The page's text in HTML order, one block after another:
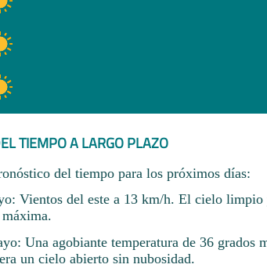
TIEMPO A LARGO PLAZO
del tiempo para los próximos días:
Vientos del este a 13 km/h. El cielo limpio
Una agobiante temperatura de 36 grados
un cielo abierto sin nubosidad.